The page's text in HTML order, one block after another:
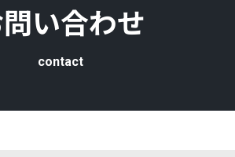
い合わせ
contact